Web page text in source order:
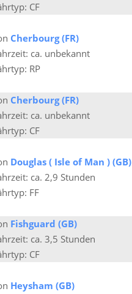
CF
Cherbourg (FR)
ca. unbekannt
RP
Cherbourg (FR)
ca. unbekannt
CF
Douglas ( Isle of Man ) (GB)
ca. 2,9 Stunden
FF
Fishguard (GB)
ca. 3,5 Stunden
CF
Heysham (GB)